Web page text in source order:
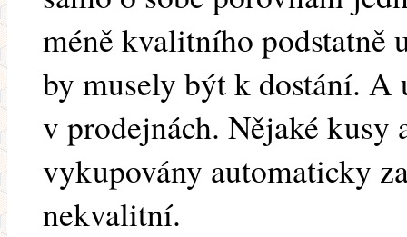
méně kvalitního podstatně
by musely být k dostání.
v prodejnách. Nějaké
vykupovány automaticky
nekvalitní.